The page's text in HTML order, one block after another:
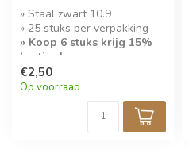
» Staal zwart 10.9
» 25 stuks per verpakking
» Koop 6 stuks krijg 15%
korting!
€2,50
Op voorraad